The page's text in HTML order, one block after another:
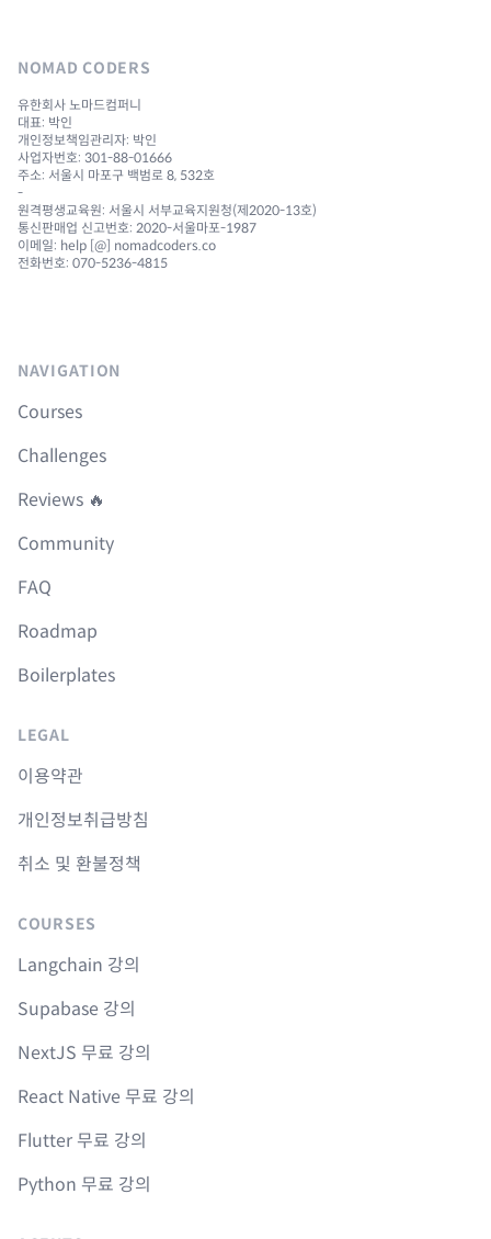
NOMAD CODERS
유한회사 노마드컴퍼니
대표: 박인
개인정보책임관리자: 박인
사업자번호: 301-88-01666
주소: 서울시 마포구 백범로 8, 532호
-
원격평생교육원: 서울시 서부교육지원청(제2020-13호)
통신판매업 신고번호: 2020-서울마포-1987
이메일: help [@] nomadcoders.co
전화번호: 070-5236-4815
NAVIGATION
Courses
Challenges
Reviews 🔥
Community
FAQ
Roadmap
Boilerplates
LEGAL
이용약관
개인정보취급방침
취소 및 환불정책
COURSES
Langchain 강의
Supabase 강의
NextJS 무료 강의
React Native 무료 강의
Flutter 무료 강의
Python 무료 강의